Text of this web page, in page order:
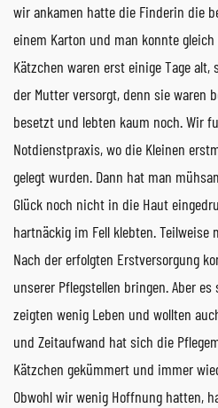
wir ankamen hatte die Finderin die
einem Karton und man konnte
Kätzchen waren erst einige Tage
der Mutter versorgt, denn sie waren
besetzt und lebten kaum noch. Wir
Notdienstpraxis, wo die Kleinen
gelegt wurden. Dann hat man
Glück noch nicht in die Haut
hartnäckig im Fell klebten. Teilweise
Nach der erfolgten Erstversorgung
unserer Pflegstellen bringen. Aber
zeigten wenig Leben und wollten
und Zeitaufwand hat sich die
Kätzchen gekümmert und immer
Obwohl wir wenig Hoffnung hatten,